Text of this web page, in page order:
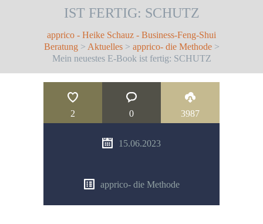
LEISTUNGEN
AKTUELLES
BÜCHER
COLOURS
IST FERTIG: SCHUTZ
apprico - Heike Schauz - Business-Feng-Shui
Beratung> Aktuelles> apprico- die Methode>
Mein neuestes E-Book ist fertig: SCHUTZ
2 0 3987
15.06.2023
apprico- die Methode